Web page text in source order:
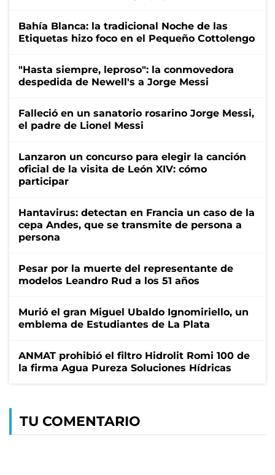
Bahía Blanca: la tradicional Noche de las
Etiquetas hizo foco en el Pequeño Cottolengo
"Hasta siempre, leproso": la conmovedora
despedida de Newell's a Jorge Messi
Falleció en un sanatorio rosarino Jorge Messi,
el padre de Lionel Messi
Lanzaron un concurso para elegir la canción
oficial de la visita de León XIV: cómo
participar
Hantavirus: detectan en Francia un caso de la
cepa Andes, que se transmite de persona a
persona
Pesar por la muerte del representante de
modelos Leandro Rud a los 51 años
Murió el gran Miguel Ubaldo Ignomiriello, un
emblema de Estudiantes de La Plata
ANMAT prohibió el filtro Hidrolit Romi 100 de
la firma Agua Pureza Soluciones Hídricas
TU COMENTARIO